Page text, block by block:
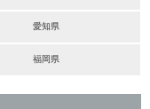
愛知県
福岡県